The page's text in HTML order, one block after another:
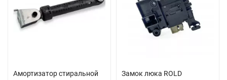
Амортизатор стиральной
Замок люка ROLD